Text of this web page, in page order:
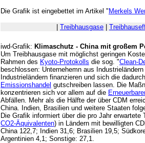
Die Grafik ist eingebettet im Artikel " Merkels
Treibhausgase
iwd-Grafik: Klimaschutz - China mit großem
Um Treibhausgase mit möglichst geringen
Rahmen des Kyoto-Protokolls die sog. "Clean-
beschlossen: Unternehemn aus
Industrieländern finanzieren und sich die
Emissionshandel gutschreiben lassen. Die
konzentrieren sich vor allem auf die
Abfällen. Mehr als die Hälfte der über CDM
China. Indien, Brasilien und weitere Staaten
Die Grafik informiert über die pro Jahr erwartete
CO2-Äquivalenten) in Ländern mit bewilligten
China 122,7; Indien 31,6; Brasilien 19,5;
Argentinien 4,1; Sonstige: 27,1.